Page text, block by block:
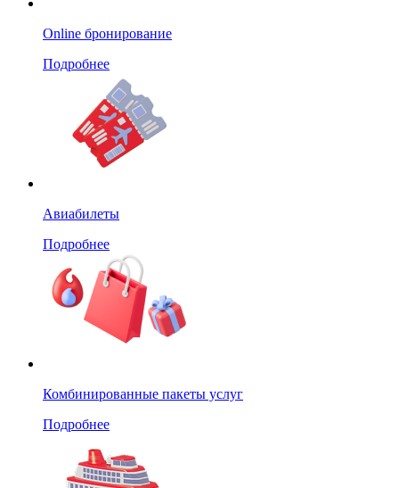
Online бронирование
Подробнее
Авиабилеты
Подробнее
Комбинированные пакеты услуг
Подробнее